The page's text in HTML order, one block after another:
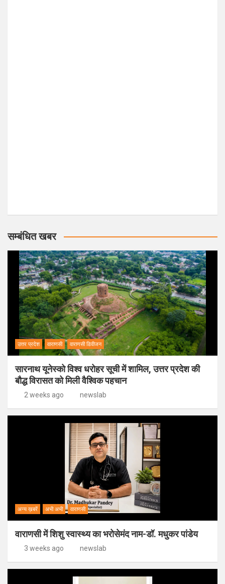
सम्बंधित खबर
उत्तर प्रदेश वाराणसी वाराणसी डिवीजन
सारनाथ यूनेस्को विश्व धरोहर सूची में शामिल, उत्तर प्रदेश की
बौद्ध विरासत को मिली वैश्विक पहचान
2 weeks ago newslab
अन्य ख़बरें अभी अभी वाराणसी
वाराणसी में शिशु स्वास्थ्य का भरोसेमंद नाम-डॉ. मधुकर पांडेय
3 weeks ago newslab